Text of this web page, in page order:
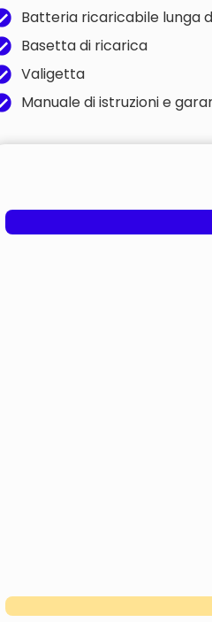
Batteria ricaricabile lunga
Basetta di ricarica
Valigetta
Manuale di istruzioni e